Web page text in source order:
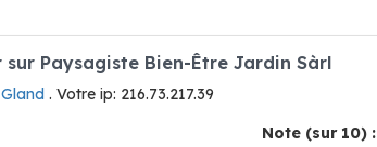
Paysagiste Bien-Être Jardin Sàrl
. Votre ip: 216.73.217.39
Note (sur 10) :